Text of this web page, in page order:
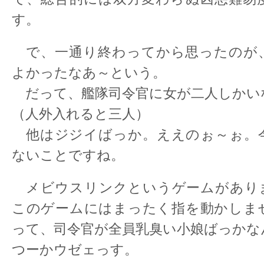
す。
で、一通り終わってから思ったのが
よかったなあ～という。
だって、艦隊司令官に女が二人しか
（人外入れると三人）
他はジジイばっか。ええのぉ～ぉ。
ないことですね。
メビウスリンクというゲームがあり
このゲームにはまったく指を動かしま
って、司令官が全員乳臭い小娘ばっか
つーかウゼェっす。